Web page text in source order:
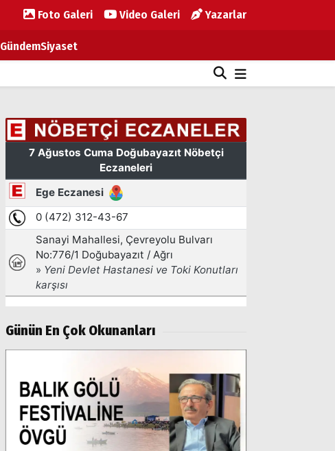
Foto Galeri Video Galeri Yazarlar
GündemSiyaset
Politika
OY PUSULALARI BASILMAYA BAŞLADI
Günün En Çok Okunanları